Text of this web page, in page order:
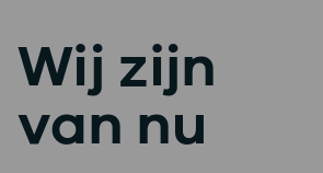
Wij zijn
van nu